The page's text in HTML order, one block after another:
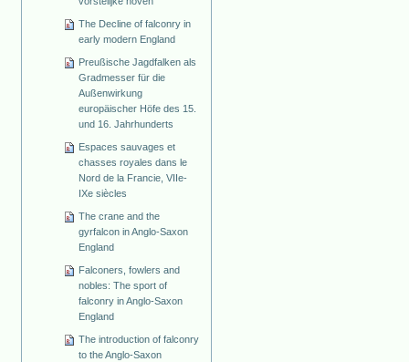
The Decline of falconry in
early modern England
Preußische Jagdfalken als
Gradmesser für die
Außenwirkung
europäischer Höfe des 15.
und 16. Jahrhunderts
Espaces sauvages et
chasses royales dans le
Nord de la Francie, VIIe-
IXe siècles
The crane and the
gyrfalcon in Anglo-Saxon
England
Falconers, fowlers and
nobles: The sport of
falconry in Anglo-Saxon
England
The introduction of falconry
to the Anglo-Saxon